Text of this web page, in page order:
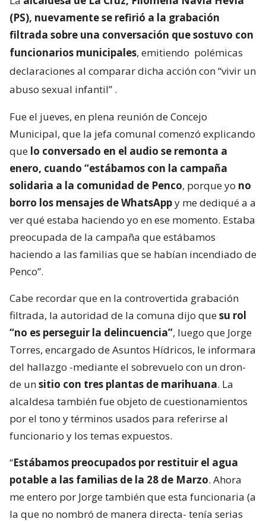
(PS), nuevamente se refirió a la grabación
filtrada sobre una conversación que sostuvo con
funcionarios municipales, emitiendo polémicas
declaraciones al comparar dicha acción con “vivir un
abuso sexual infantil” .
Fue el jueves, en plena reunión de Concejo
Municipal, que la jefa comunal comenzó explicando
que lo conversado en el audio se remonta a
enero, cuando “estábamos con la campaña
solidaria a la comunidad de Penco, porque yo no
borro los mensajes de WhatsAppy me dediqué a a
ver qué estaba haciendo yo en ese momento. Estaba
preocupada de la campaña que estábamos
haciendo a las familias que se habían incendiado de
Penco”.
Cabe recordar que en la controvertida grabación
filtrada, la autoridad de la comuna dijo quesu rol
“no es perseguir la delincuencia”, luego que Jorge
Torres, encargado de Asuntos Hídricos, le informara
del hallazgo -mediante el sobrevuelo con un dron-
de unsitio con tres plantas de marihuana. La
alcaldesa también fue objeto de cuestionamientos
por el tono y términos usados para referirse al
funcionario y los temas expuestos.
“Estábamos preocupados por restituir el agua
potable a las familias de la 28 de Marzo. Ahora
me entero por Jorge también que esta funcionaria (a
la que no nombró de manera directa- tenía serias